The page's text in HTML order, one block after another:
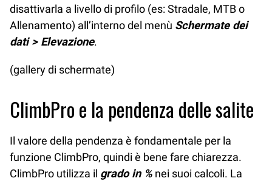
disattivarla a livello di profilo (es: Stradale, MTB o
Allenamento) all’interno del menù Schermate dei
dati > Elevazione.
(gallery di schermate)
ClimbPro e la pendenza delle salite
Il valore della pendenza è fondamentale per la
funzione ClimbPro, quindi è bene fare chiarezza.
ClimbPro utilizza il grado in % nei suoi calcoli. La